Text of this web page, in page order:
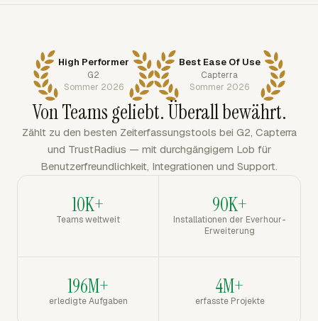
High Performer
G2
Sommer 2026
Best Ease Of Use
Capterra
Sommer 2026
Von Teams geliebt. Überall bewährt.
Zählt zu den besten Zeiterfassungstools bei G2, Capterra
und TrustRadius — mit durchgängigem Lob für
Benutzerfreundlichkeit, Integrationen und Support.
10K+
Teams weltweit
90K+
Installationen der Everhour-
Erweiterung
196M+
erledigte Aufgaben
4M+
erfasste Projekte